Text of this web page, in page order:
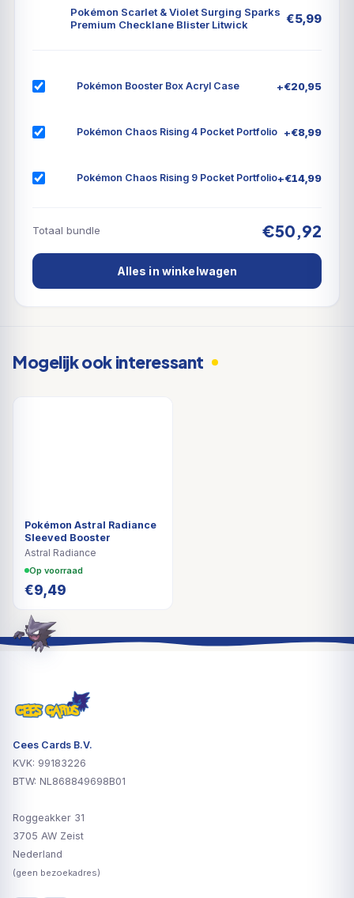
onthult een parade van draak-Pokémon, aangevoerd
nieuwe ACE SPEC-kaarten en nog meer nieuwe
TCG: Scarlet & Violet-Surging Sparks!
Pokémon Scarlet & Violet Surging Sparks
Premium Checklane Blister Litwick
€5,99
Pokémon Booster Box Acryl Case +€20,95
Pokémon Chaos Rising 4 Pocket Portfolio +€8,99
Pokémon Chaos Rising 9 Pocket Portfolio+€14,99
Totaal bundle €50,92
Alles in winkelwagen
Mogelijk ook interessant
Pokémon Astral Radiance
Sleeved Booster
Astral Radiance
Op voorraad
€9,49
Cees Cards B.V.
KVK: 99183226
BTW: NL868849698B01
Roggeakker 31
3705 AW Zeist
Nederland
(geen bezoekadres)